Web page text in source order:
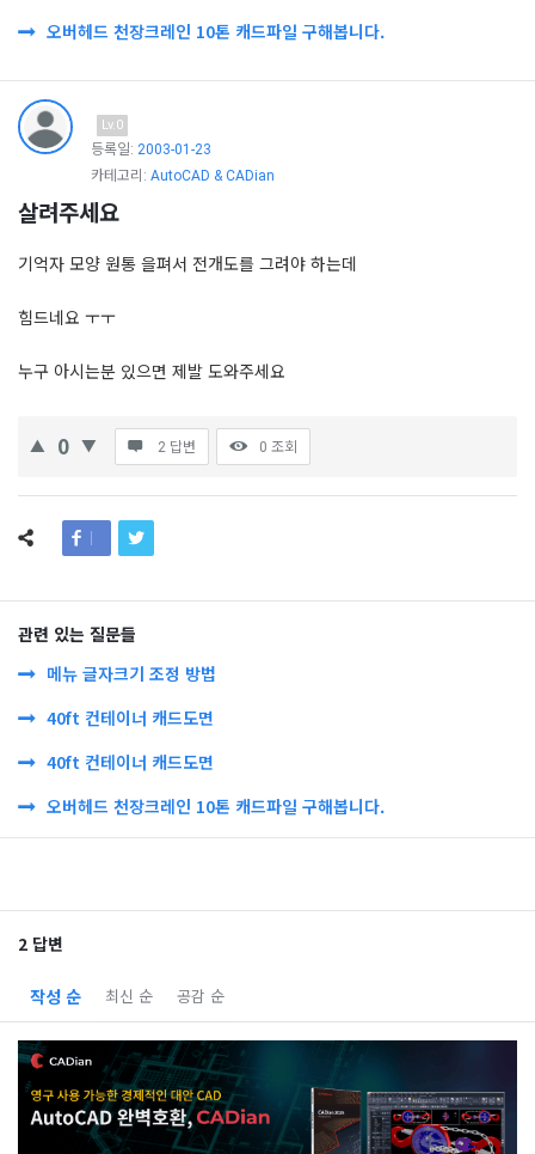
오버헤드 천장크레인 10톤 캐드파일 구해봅니다.
Lv.0
등록일: 2003-01-23
카테고리: AutoCAD & CADian
살려주세요
기억자 모양 원통 을펴서 전개도를 그려야 하는데
힘드네요 ㅜㅜ
누구 아시는분 있으면 제발 도와주세요
0 2 답변 0 조회
관련 있는 질문들
메뉴 글자크기 조정 방법
40ft 컨테이너 캐드도면
40ft 컨테이너 캐드도면
오버헤드 천장크레인 10톤 캐드파일 구해봅니다.
2 답변
작성 순 최신 순 공감 순